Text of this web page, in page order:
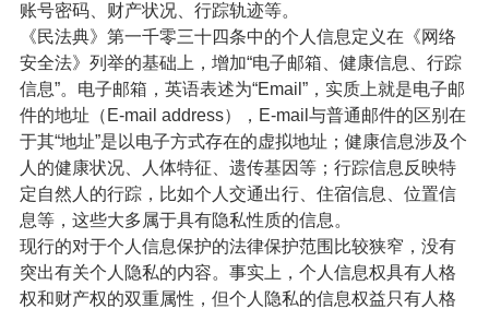
账号密码、财产状况、行踪轨迹等。
《民法典》第一千零三十四条中的个人信息定义在《网络
安全法》列举的基础上，增加“电子邮箱、健康信息、行踪
信息”。电子邮箱，英语表述为“Email”，实质上就是电子邮
件的地址（E-mail address），E-mail与普通邮件的区别在
于其“地址”是以电子方式存在的虚拟地址；健康信息涉及个
人的健康状况、人体特征、遗传基因等；行踪信息反映特
定自然人的行踪，比如个人交通出行、住宿信息、位置信
息等，这些大多属于具有隐私性质的信息。
现行的对于个人信息保护的法律保护范围比较狭窄，没有
突出有关个人隐私的内容。事实上，个人信息权具有人格
权和财产权的双重属性，但个人隐私的信息权益只有人格